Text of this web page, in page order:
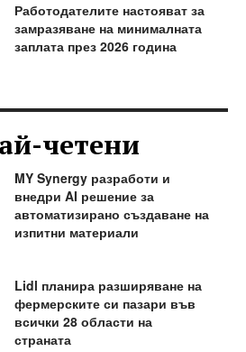
Работодателите настояват за
замразяване на минималната
заплата през 2026 година
четени
MY Synergy разработи и
внедри AI решение за
автоматизирано създаване на
изпитни материали
Lidl планира разширяване на
фермерските си пазари във
всички 28 области на
страната